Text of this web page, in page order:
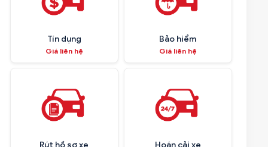
Tín dụng
Giá liên hệ
Bảo hiểm
Giá liên hệ
Rút hồ sơ xe Hoán cải xe